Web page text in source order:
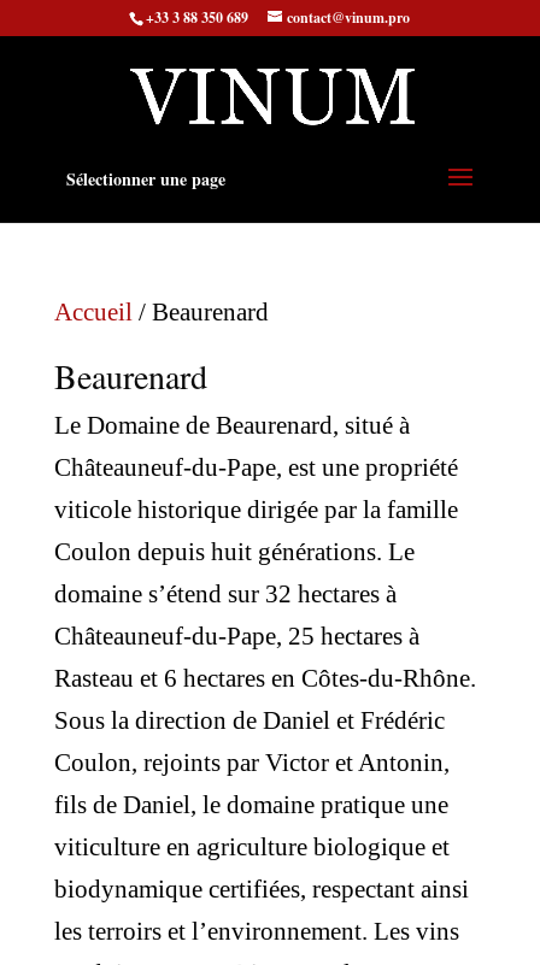
+33 3 88 350 689 contact@vinum.pro
Sélectionner une page
Accueil/ Beaurenard
Beaurenard
Le Domaine de Beaurenard, situé à
Châteauneuf-du-Pape, est une propriété
viticole historique dirigée par la famille
Coulon depuis huit générations. Le
domaine s’étend sur 32 hectares à
Châteauneuf-du-Pape, 25 hectares à
Rasteau et 6 hectares en Côtes-du-Rhône.
Sous la direction de Daniel et Frédéric
Coulon, rejoints par Victor et Antonin,
fils de Daniel, le domaine pratique une
viticulture en agriculture biologique et
biodynamique certifiées, respectant ainsi
les terroirs et l’environnement. Les vins